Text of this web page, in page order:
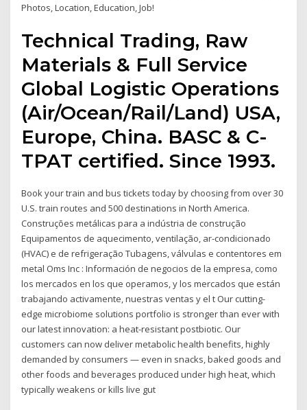
Photos, Location, Education, Job!
Technical Trading, Raw
Materials & Full Service
Global Logistic Operations
(Air/Ocean/Rail/Land) USA,
Europe, China. BASC & C-
TPAT certified. Since 1993.
Book your train and bus tickets today by choosing from over 30
U.S. train routes and 500 destinations in North America.
Construções metálicas para a indústria de construção
Equipamentos de aquecimento, ventilação, ar-condicionado
(HVAC) e de refrigeração Tubagens, válvulas e contentores em
metal Oms Inc : Información de negocios de la empresa, como
los mercados en los que operamos, y los mercados que están
trabajando activamente, nuestras ventas y el t Our cutting-
edge microbiome solutions portfolio is stronger than ever with
our latest innovation: a heat-resistant postbiotic. Our
customers can now deliver metabolic health benefits, highly
demanded by consumers — even in snacks, baked goods and
other foods and beverages produced under high heat, which
typically weakens or kills live gut